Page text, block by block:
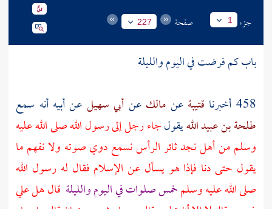
جزء 1 صفحة 227
باب كم فرضت في اليوم والليلة
458 أخبرنا
قتيبةعن مالكعن أبي سهيل عنأبيهأنه سمع
طلحة بن عبيد اللهيقولجاء رجل إلى رسول الله صلى الله عليه
وسلم من أهلنجدثائر الرأس نسمع دوي صوته ولا نفهم ما
يقول حتى دنا فإذا هو يسأل عن الإسلام فقال له رسول الله
صلى الله عليه وسلمخمس صلوات في اليوم والليلة قال هل علي